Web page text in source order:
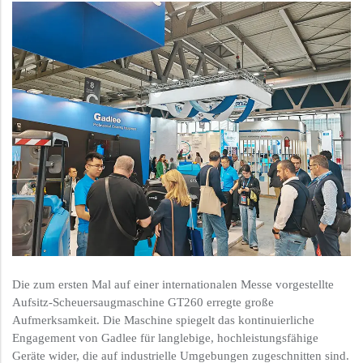
Die zum ersten Mal auf einer internationalen Messe vorgestellte
Aufsitz-Scheuersaugmaschine GT260 erregte große
Aufmerksamkeit. Die Maschine spiegelt das kontinuierliche
Engagement von Gadlee für langlebige, hochleistungsfähige
Geräte wider, die auf industrielle Umgebungen zugeschnitten sind.